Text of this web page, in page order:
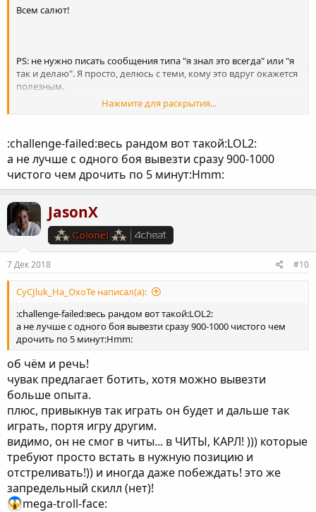
Всем салют!
PS: не нужно писать сообщения типа "я знал это всегда" или "я
так и делаю". Я просто, делюсь с теми, кому это вдруг окажется
полезным.
Нажмите для раскрытия...
:challenge-failed:весь рандом вот такой:LOL2:
а не лучше с одного боя вывезти сразу 900-1000
чистого чем дрочить по 5 минут:Hmm:
JasonX
7 Дек 2018 #10
CyCJluk_Ha_OxoTe написал(а):
:challenge-failed:весь рандом вот такой:LOL2:
а не лучше с одного боя вывезти сразу 900-1000 чистого чем
дрочить по 5 минут:Hmm:
об чём и речь!
чувак предлагает ботить, хотя можно вывезти
больше опыта.
плюс, привыкнув так играть он будет и дальше так
играть, портя игру другим.
видимо, он не смог в читы... в ЧИТЫ, КАРЛ! ))) которые
требуют просто встать в нужную позицию и
отстреливать!)) и иногда даже побеждать! это же
запредельный скилл (нет)!
mega-troll-face: